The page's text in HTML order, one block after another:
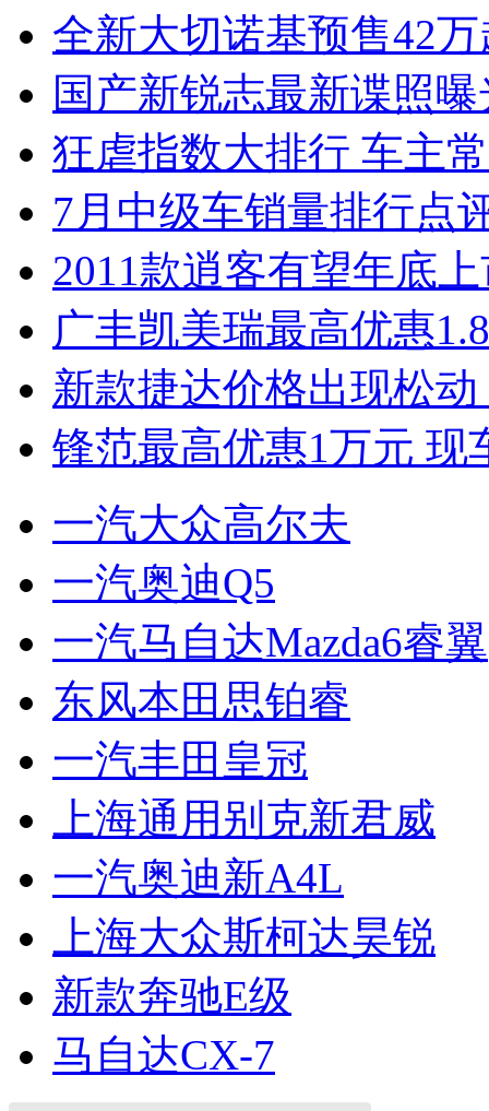
全新大切诺基预售42
国产新锐志最新谍照
狂虐指数大排行 车主
7月中级车销量排行点
2011款逍客有望年底
广丰凯美瑞最高优惠
新款捷达价格出现松
锋范最高优惠1万元 现
一汽大众高尔夫
一汽奥迪Q5
一汽马自达Mazda6睿翼
东风本田思铂睿
一汽丰田皇冠
上海通用别克新君威
一汽奥迪新A4L
上海大众斯柯达昊锐
新款奔驰E级
马自达CX-7